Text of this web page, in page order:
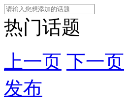
热门话题
上一页 下一页
发布